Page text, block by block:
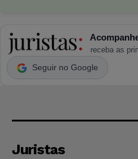
receba as
Seguir no Google
Juristas